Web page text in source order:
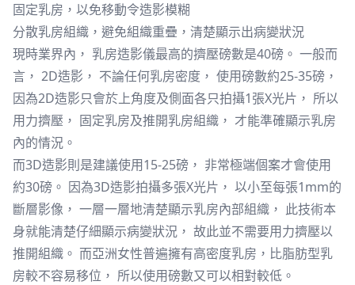
固定乳房，以免移動令造影模糊
分散乳房組織，避免組織重疊，清楚顯示出病變狀況
現時業界內， 乳房造影儀最高的擠壓磅數是40磅。 一般而
言， 2D造影， 不論任何乳房密度， 使用磅數約25-35磅，
因為2D造影只會於上角度及側面各只拍攝1張X光片， 所以
用力擠壓， 固定乳房及推開乳房組織， 才能準確顯示乳房
內的情況。
而3D造影則是建議使用15-25磅， 非常極端個案才會使用
約30磅。 因為3D造影拍攝多張X光片， 以小至每張1mm的
斷層影像， 一層一層地清楚顯示乳房內部組織， 此技術本
身就能清楚仔細顯示病變狀況， 故此並不需要用力擠壓以
推開組織。 而亞洲女性普遍擁有高密度乳房，比脂肪型乳
房較不容易移位， 所以使用磅數又可以相對較低。